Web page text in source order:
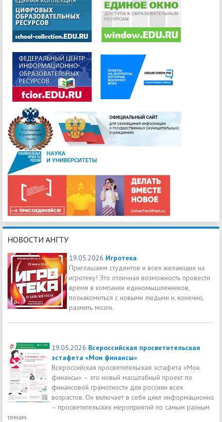
НОВОСТИ АНГТУ
19.05.2026 Игротека
Приглашаем студентов и всех желающих на
игротеку! Это отличная возможность провести
время в компании единомышленников,
познакомиться с новыми людьми и, конечно,
размять мозги.
19.05.2026 Всероссийская просветительская
эстафета «Мои финансы»
Всероссийская просветительская эстафета «Мои
финансы» – это новый масштабный проект по
финансовой грамотности для россиян всех
возрастов. Он включает в себя цикл информационно
– просветительских мероприятий по самым разным
темам.